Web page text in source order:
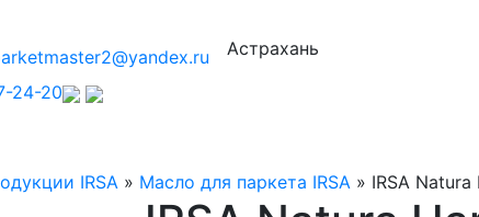
Астрахань
24-20
IRSA » Масло для паркета IRSA » IRSA